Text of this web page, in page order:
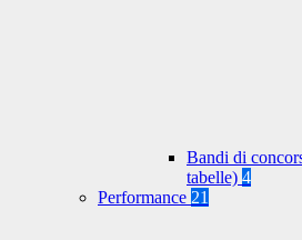
Bandi di
tabelle) 4
Performance 21